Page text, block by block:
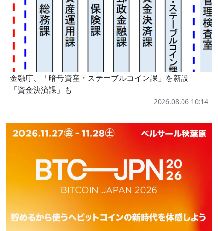
金融庁、「暗号資産・ステーブルコイン課」を新設
「資金決済課」も
2026.08.06 10:14